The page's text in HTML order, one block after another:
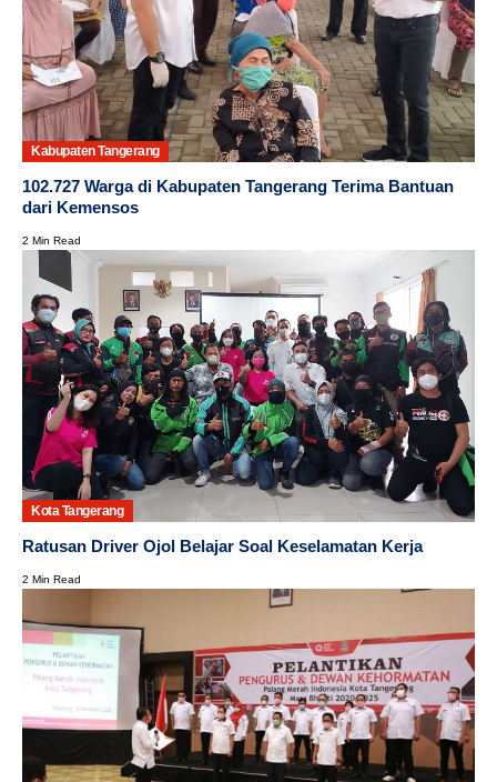
Kabupaten Tangerang
102.727 Warga di Kabupaten Tangerang Terima Bantuan
dari Kemensos
2 Min Read
Kota Tangerang
Ratusan Driver Ojol Belajar Soal Keselamatan Kerja
2 Min Read